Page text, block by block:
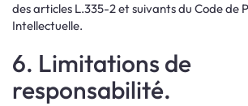
des articles L.335-2 et suivants du Code de
Intellectuelle.
6. Limitations de
responsabilité.